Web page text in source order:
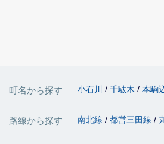
町名から探す 小石川 千駄木 本駒
路線から探す 南北線 都営三田線